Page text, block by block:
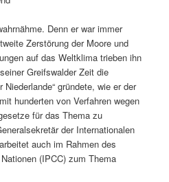
Denn er war immer
Zerstörung der Moore und
auf das Weltklima trieben ihn
Greifswalder Zeit die
gründete, wie er der
hunderten von Verfahren wegen
für das Thema zu
der Internationalen
auch im Rahmen des
(IPCC) zum Thema